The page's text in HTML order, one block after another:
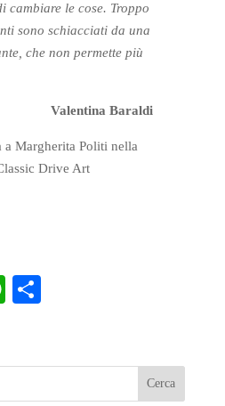
cambiare le cose. Troppo
sono schiacciati da una
che non permette più
Valentina Baraldi
a Margherita Politi nella
Drive Art
W
A